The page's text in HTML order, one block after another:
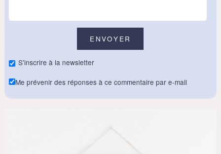
S'inscrire à la newsletter
Me prévenir des réponses à ce commentaire par e-mail